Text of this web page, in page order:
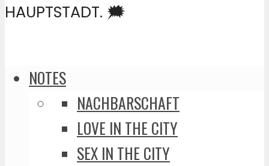
HAUPTSTADT. 🗯️
NOTES
NACHBARSCHAFT
LOVE IN THE CITY
SEX IN THE CITY